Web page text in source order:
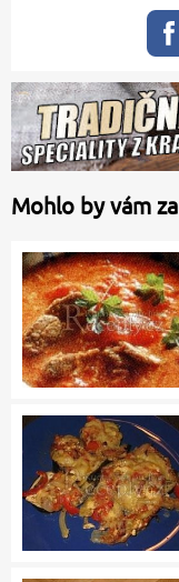
Mohlo by vám